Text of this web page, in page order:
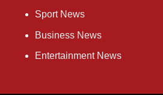
Sport News
Business News
Entertainment News